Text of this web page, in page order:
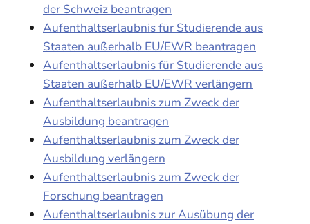
der Schweiz beantragen
Aufenthaltserlaubnis für Studierende aus
Staaten außerhalb EU/EWR beantragen
Aufenthaltserlaubnis für Studierende aus
Staaten außerhalb EU/EWR verlängern
Aufenthaltserlaubnis zum Zweck der
Ausbildung beantragen
Aufenthaltserlaubnis zum Zweck der
Ausbildung verlängern
Aufenthaltserlaubnis zum Zweck der
Forschung beantragen
Aufenthaltserlaubnis zur Ausübung der